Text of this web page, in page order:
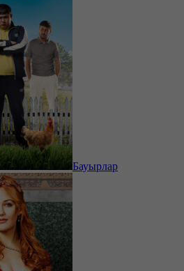
Бауырлар